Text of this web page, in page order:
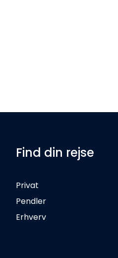
Find din rejse
Privat
Pendler
Erhverv